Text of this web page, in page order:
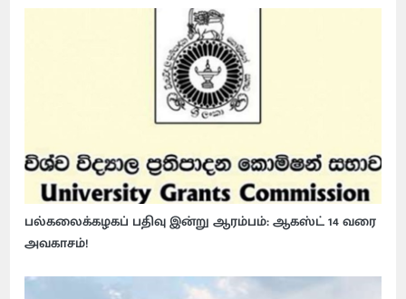
பல்கலைக்கழகப் பதிவு இன்று ஆரம்பம்: ஆகஸ்ட் 14 வரை
அவகாசம்!